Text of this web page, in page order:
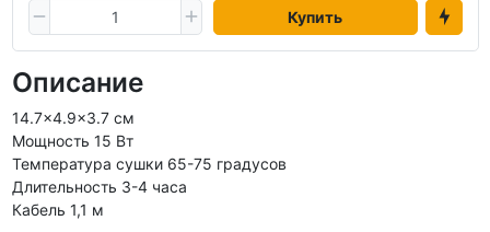
Купить
Описание
14.7x4.9x3.7 см
Мощность 15 Вт
Температура сушки 65-75 градусов
Длительность 3-4 часа
Кабель 1,1 м